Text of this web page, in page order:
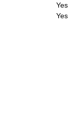
Yes
Yes